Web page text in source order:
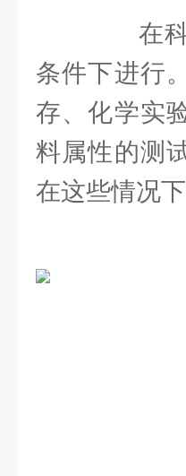
在科
条件下进行
存、化学实
料属性的测
在这些情况